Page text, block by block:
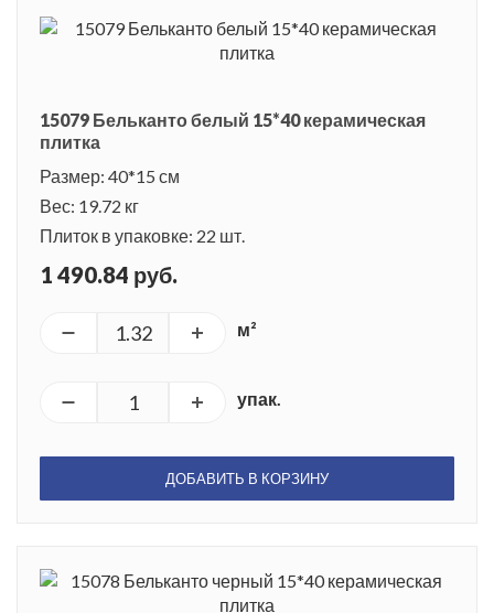
15079 Бельканто белый 15*40 керамическая
плитка
Размер: 40*15 см
Вес: 19.72 кг
Плиток в упаковке: 22 шт.
1 490.84 руб.
м²
упак.
ДОБАВИТЬ В КОРЗИНУ